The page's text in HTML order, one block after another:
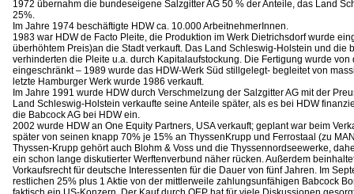
1972 übernahm die bundeseigene Salzgitter AG 50 % der Anteile, das Land
25%.
Im Jahre 1974 beschäftigte HDW ca. 10.000 ArbeitnehmerInnen.
1983 war HDW de Facto Pleite, die Produktion im Werk Dietrichsdorf wurde
überhöhtem Preis)an die Stadt verkauft. Das Land Schleswig-Holstein und die
verhinderten die Pleite u.a. durch Kapitalaufstockung. Die Fertigung wurde von
eingeschränkt – 1989 wurde das HDW-Werk Süd stillgelegt- begleitet von
letzte Hamburger Werk wurde 1986 verkauft.
Im Jahre 1991 wurde HDW durch Verschmelzung der Salzgitter AG mit der
Land Schleswig-Holstein verkaufte seine Anteile später, als es bei HDW
die Babcock AG bei HDW ein.
2002 wurde HDW an One Equity Partners, USA verkauft; geplant war beim
später von seinen knapp 70% je 15% an ThyssenKrupp und Ferrostaal (zu
Thyssen-Krupp gehört auch Blohm & Voss und die Thyssennordseewerke,
ein schon lange diskutierter Werftenverbund näher rücken. Außerdem
Vorkaufsrecht für deutsche Interessenten für die Dauer von fünf Jahren. Im
restlichen 25% plus 1 Aktie von der mittlerweile zahlungsunfähigen Babcock